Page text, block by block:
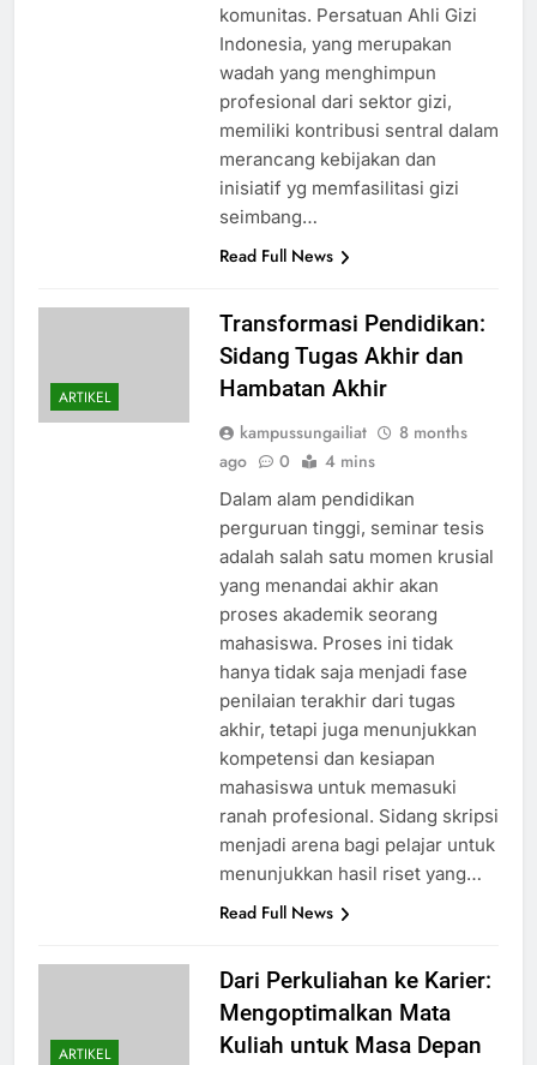
komunitas. Persatuan Ahli Gizi
Indonesia, yang merupakan
wadah yang menghimpun
profesional dari sektor gizi,
memiliki kontribusi sentral dalam
merancang kebijakan dan
inisiatif yg memfasilitasi gizi
seimbang…
Read Full News
ARTIKEL
Transformasi Pendidikan:
Sidang Tugas Akhir dan
Hambatan Akhir
kampussungailiat
8 months
ago
0 4 mins
Dalam alam pendidikan
perguruan tinggi, seminar tesis
adalah salah satu momen krusial
yang menandai akhir akan
proses akademik seorang
mahasiswa. Proses ini tidak
hanya tidak saja menjadi fase
penilaian terakhir dari tugas
akhir, tetapi juga menunjukkan
kompetensi dan kesiapan
mahasiswa untuk memasuki
ranah profesional. Sidang skripsi
menjadi arena bagi pelajar untuk
menunjukkan hasil riset yang…
Read Full News
ARTIKEL
Dari Perkuliahan ke Karier:
Mengoptimalkan Mata
Kuliah untuk Masa Depan